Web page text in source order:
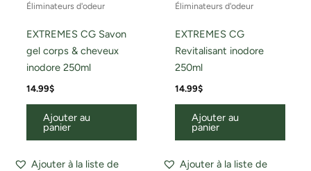
Éliminateurs d'odeur
EXTREMES CG Savon
gel corps & cheveux
inodore 250ml
14.99$
Ajouter au
panier
Ajouter à la liste de
Éliminateurs d'odeur
EXTREMES CG
Revitalisant inodore
250ml
14.99$
Ajouter au
panier
Ajouter à la liste de